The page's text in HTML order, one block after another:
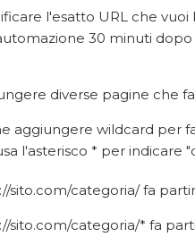
l'esatto URL che
30 minuti
diverse pagine che
aggiungere wildcard per
l'asterisco * per indicare
sito.com/categoria/ fa
sito.com/categoria/* fa